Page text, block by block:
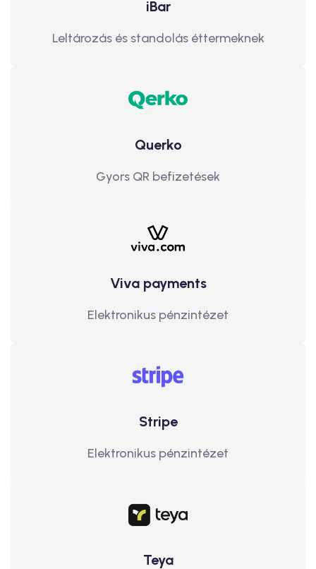
iBar
Leltározás és standolás éttermeknek
Querko
Gyors QR befizetések
Viva payments
Elektronikus pénzintézet
Stripe
Elektronikus pénzintézet
Teya